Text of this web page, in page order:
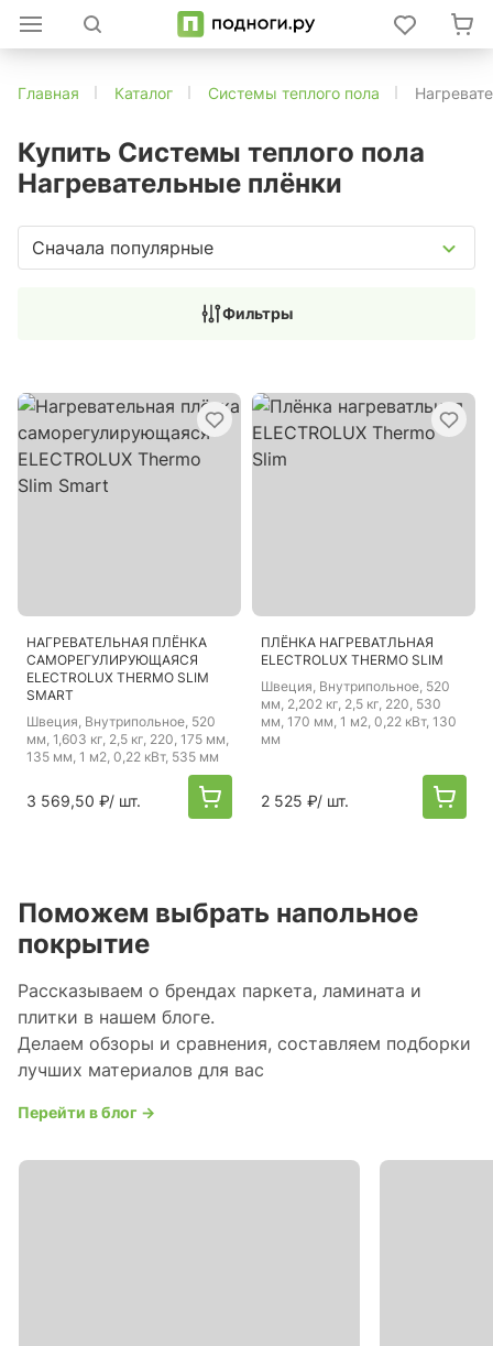
Главная Каталог Системы теплого пола
Купить Системы теплого пола
Нагревательные плёнки
Сначала популярные
Фильтры
НАГРЕВАТЕЛЬНАЯ ПЛЁНКА
САМОРЕГУЛИРУЮЩАЯСЯ
ELECTROLUX THERMO SLIM
SMART
Швеция, Внутрипольное, 520
мм, 1,603 кг, 2,5 кг, 220, 175 мм,
135 мм, 1 м2, 0,22 кВт, 535 мм
3 569,50 ₽/ шт.
ПЛЁНКА НАГРЕВАТЛЬНАЯ
ELECTROLUX THERMO SLIM
Швеция, Внутрипольное, 520
мм, 2,202 кг, 2,5 кг, 220, 530
мм, 170 мм, 1 м2, 0,22 кВт, 130
мм
2 525 ₽/ шт.
Поможем выбрать напольное
покрытие
Рассказываем о брендах паркета, ламината и
плитки в нашем блоге.
Делаем обзоры и сравнения, составляем подборки
лучших материалов для вас
Перейти в блог →